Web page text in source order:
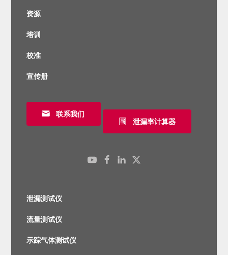
资源
培训
校准
宣传册
联系我们
泄漏率计算器
泄漏测试仪
流量测试仪
示踪气体测试仪